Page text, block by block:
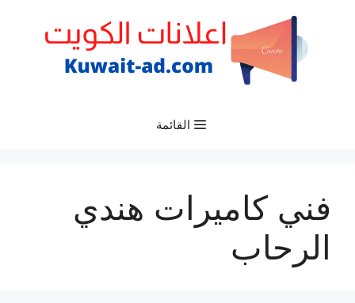
القائمة
فني كاميرات هندي
الرحاب